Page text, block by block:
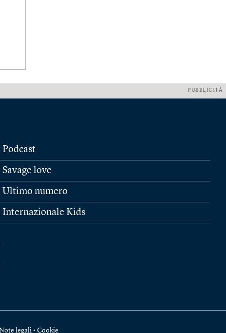
PUBBLICITÀ
Podcast
Savage love
Ultimo numero
Internazionale Kids
Note legali • Cookie